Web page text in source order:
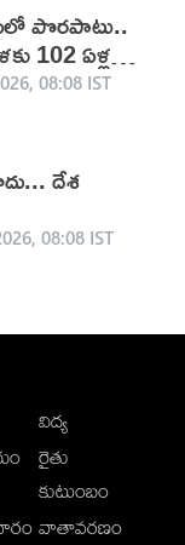
పొరపాటు..
102 ఏళ్ల
08:08 IST
దేశ
08:08 IST
విద్య
రైతు
కుటుంబం
వాతావరణం